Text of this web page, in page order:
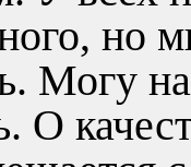
но
Могу
О